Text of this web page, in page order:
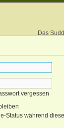
Das
vergessen
Status während